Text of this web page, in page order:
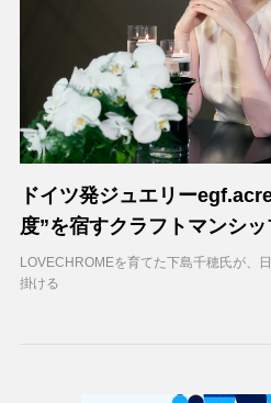
ドイツ発ジュエリー
度”を宿すクラフトマンシッ
LOVECHROMEを育てた下島千穂氏が、
掛ける